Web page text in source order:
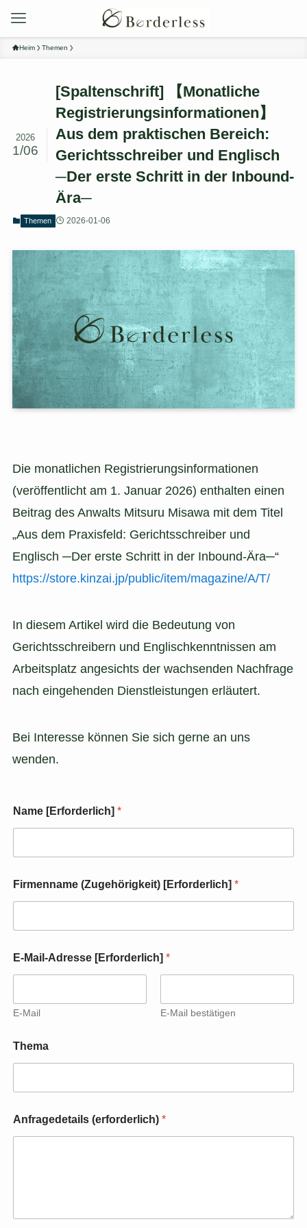
Heim Themen
[Spaltenschrift] 【Monatliche
Registrierungsinformationen】
Aus dem praktischen Bereich:
Gerichtsschreiber und Englisch
─Der erste Schritt in der Inbound-
Ära─
2026
1/06
Themen 2026-01-06
Die monatlichen Registrierungsinformationen
(veröffentlicht am 1. Januar 2026) enthalten einen
Beitrag des Anwalts Mitsuru Misawa mit dem Titel
„Aus dem Praxisfeld: Gerichtsschreiber und
Englisch ─Der erste Schritt in der Inbound-Ära─“
https://store.kinzai.jp/public/item/magazine/A/T/
In diesem Artikel wird die Bedeutung von
Gerichtsschreibern und Englischkenntnissen am
Arbeitsplatz angesichts der wachsenden Nachfrage
nach eingehenden Dienstleistungen erläutert.
Bei Interesse können Sie sich gerne an uns
wenden.
Name [Erforderlich] *
Firmenname (Zugehörigkeit) [Erforderlich] *
E-Mail-Adresse [Erforderlich] *
E-Mail E-Mail bestätigen
E
r
o
d
r
(
Thema
Anfragedetails (erforderlich) *